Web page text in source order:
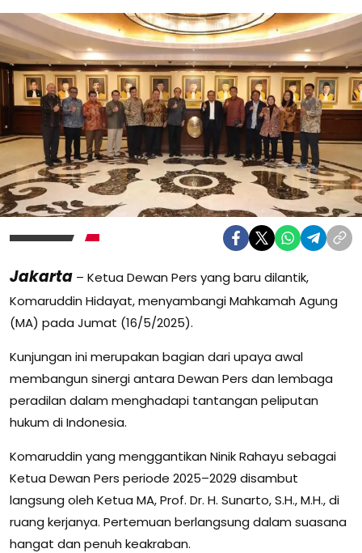
Jakarta – Ketua Dewan Pers yang baru dilantik,
Komaruddin Hidayat, menyambangi Mahkamah Agung
(MA) pada Jumat (16/5/2025).
Kunjungan ini merupakan bagian dari upaya awal
membangun sinergi antara Dewan Pers dan lembaga
peradilan dalam menghadapi tantangan peliputan
hukum di Indonesia.
Komaruddin yang menggantikan Ninik Rahayu sebagai
Ketua Dewan Pers periode 2025–2029 disambut
langsung oleh Ketua MA, Prof. Dr. H. Sunarto, S.H., M.H., di
ruang kerjanya. Pertemuan berlangsung dalam suasana
hangat dan penuh keakraban.